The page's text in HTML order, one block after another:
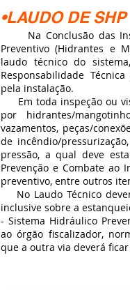
•LAUDO DE SHP
Na Conclusão das
Preventivo (Hidrantes e
laudo técnico do
Responsabilidade
pela instalação.
Em toda inspeção ou
por hidrantes/
vazamentos, peças/
de incêndio/
pressão, a qual deve
Prevenção e Combate ao
preventivo, entre outros
No Laudo Técnico
inclusive sobre a
- Sistema Hidráulico
ao órgão fiscalizador,
que a outra via deverá